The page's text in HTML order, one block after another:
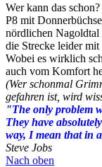
Wer kann das schon?
P8 mit
nördlichen Nagoldtal
die Strecke leider
Wobei es wirklich
auch vom Komfort
(Wer schonmal
gefahren ist, wird
"The only problem
They have
way, I mean that in
Steve Jobs
Nach oben